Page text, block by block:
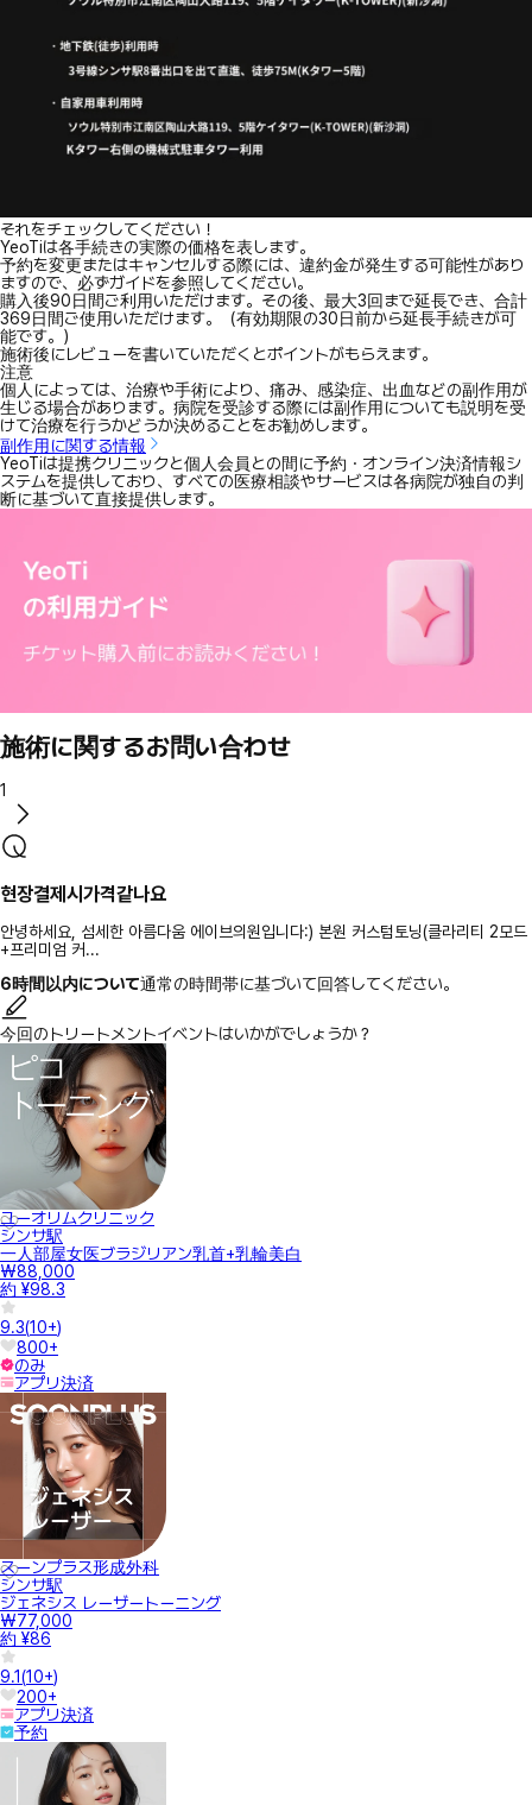
それをチェックしてください！
YeoTiは各手続きの実際の価格を表します。
予約を変更またはキャンセルする際には、違約金が発生する可能性があり
ますので、必ずガイドを参照してください。
購入後90日間ご利用いただけます。その後、最大3回まで延長でき、合計
369日間ご使用いただけます。（有効期限の30日前から延長手続きが可
能です。）
施術後にレビューを書いていただくとポイントがもらえます。
注意
個人によっては、治療や手術により、痛み、感染症、出血などの副作用が
生じる場合があります。病院を受診する際には副作用についても説明を受
けて治療を行うかどうか決めることをお勧めします。
副作用に関する情報
YeoTiは提携クリニックと個人会員との間に予約・オンライン決済情報シ
ステムを提供しており、すべての医療相談やサービスは各病院が独自の判
断に基づいて直接提供します。
施術に関するお問い合わせ
1
현장결제시가격같나요
안녕하세요, 섬세한 아름다움 에이브의원입니다:) 본원 커스텀토닝(클라리티 2모드
+프리미엄 커...
6時間以内について通常の時間帯に基づいて回答してください。
今回のトリートメントイベントはいかがでしょうか？
ユーオリムクリニック
シンサ駅
一人部屋女医ブラジリアン乳首+乳輪美白
₩88,000
約 ¥98.3
9.3(10+)
800+
のみ
アプリ決済
スーンプラス形成外科
シンサ駅
ジェネシス レーザートーニング
₩77,000
約 ¥86
9.1(10+)
200+
アプリ決済
予約